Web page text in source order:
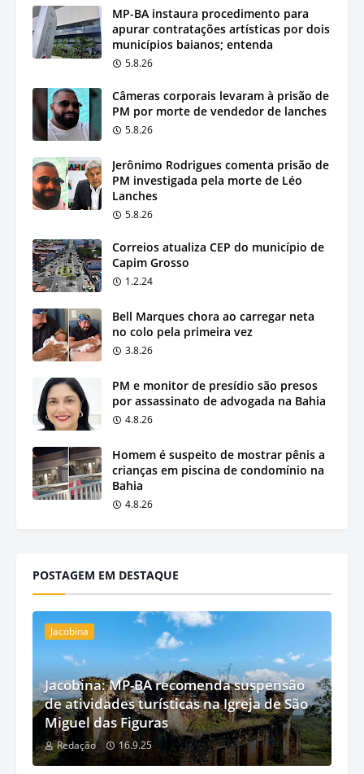
MP-BA instaura procedimento para
apurar contratações artísticas por dois
municípios baianos; entenda
5.8.26
Câmeras corporais levaram à prisão de
PM por morte de vendedor de lanches
5.8.26
Jerônimo Rodrigues comenta prisão de
PM investigada pela morte de Léo
Lanches
5.8.26
Correios atualiza CEP do município de
Capim Grosso
1.2.24
Bell Marques chora ao carregar neta
no colo pela primeira vez
3.8.26
PM e monitor de presídio são presos
por assassinato de advogada na Bahia
4.8.26
Homem é suspeito de mostrar pênis a
crianças em piscina de condomínio na
Bahia
4.8.26
POSTAGEM EM DESTAQUE
Jacobina
Jacobina: MP-BA recomenda suspensão
de atividades turísticas na Igreja de São
Miguel das Figuras
Redação 16.9.25